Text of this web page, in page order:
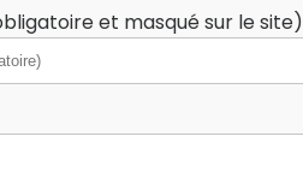
et masqué sur le site)